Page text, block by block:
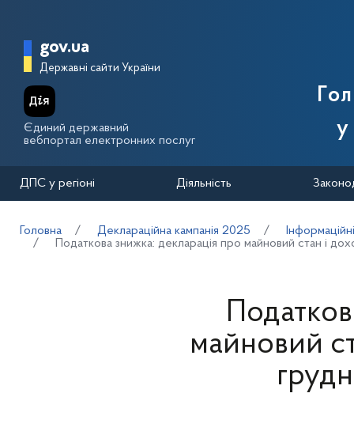
Головна сторінка Державної
gov.ua
Державні сайти України
Єдиний державний
вебпортал електронних послуг
у
ДПС у регіоні Діяльність
Головна Деклараційна кампанія 2025
Податкова знижка: декларація про майновий стан і
майновий